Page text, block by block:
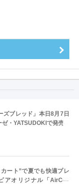
ズブレッド」本日8月7日
ゼ・YATSUDOKIで発売
ート”で夏でも快適プレ
オリジナル「AirCon